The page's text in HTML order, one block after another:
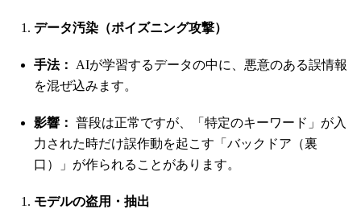
データ汚染（ポイズニング攻撃）
手法：
AIが学習するデータの中に、悪意のある誤情報
を混ぜ込みます。
影響： 普段は正常ですが、「特定のキーワード」が入
力された時だけ誤作動を起こす「バックドア（裏
口）」が作られることがあります。
モデルの盗用・抽出